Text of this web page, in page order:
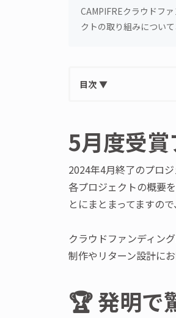
CAMPIFREクラウドフ
クトの取り組みについて
目次 ▼
5月度受
2024年4月終了のプロ
各プロジェクトの概要
とにまとまってますの
クラウドファンディン
制作やリターン設計にお
🏆 発明で